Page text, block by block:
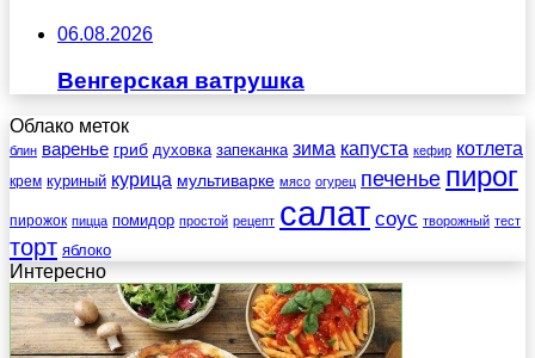
06.08.2026
Венгерская ватрушка
Облако меток
блин варенье гриб духовка запеканка зима капуста кефир котлета
крем куриный курица мультиварке мясо огурец печенье пирог
пирожок пицца помидор простой рецепт салат соус творожный тест
торт яблоко
Интересно